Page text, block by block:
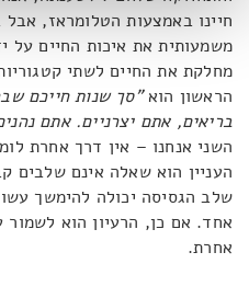
חיינו באמצעות הטלומראז,
משמעותית את איכות החיים על
מחלקת את החיים לשתי
הראשון הוא"סך שנות חייכם
בריאים, אתם יצרניים. אתם
השני אנחנו – אין דרך אחרת
העניין הוא שאלה אינם שלבים
שלב הגסיסה יכולה להימשך
אחד. אם כן, הרעיון הוא
אחרת.